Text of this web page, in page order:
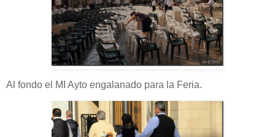
Al fondo el MI Ayto engalanado para la Feria.